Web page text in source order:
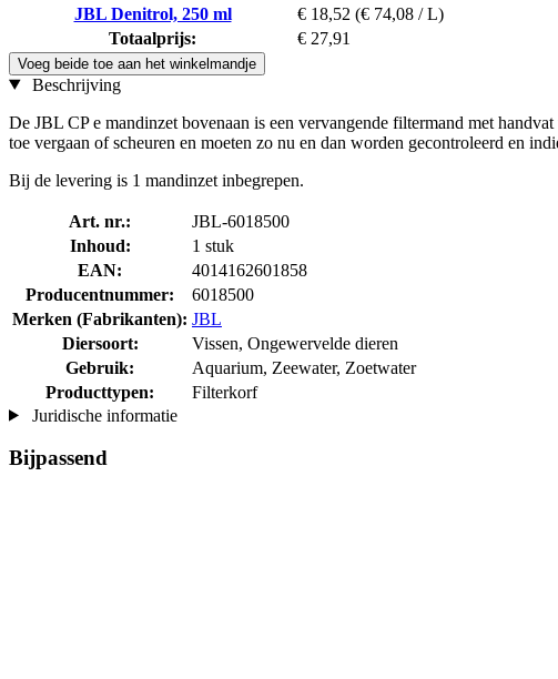
JBL Denitrol, 250 ml
€ 18,52 (€ 74,08 / L)
Totaalprijs:
€ 27,91
Voeg beide toe aan het winkelmandje
Beschrijving
De JBL CP e mandinzet bovenaan is een vervangende filtermand met
toe vergaan of scheuren en moeten zo nu en dan worden gecontroleerd en
Bij de levering is 1 mandinzet inbegrepen.
Art. nr.:
JBL-6018500
Inhoud:
1 stuk
EAN:
4014162601858
Producentnummer:
6018500
Merken (Fabrikanten): JBL
Diersoort:
Vissen, Ongewervelde dieren
Gebruik:
Aquarium, Zeewater, Zoetwater
Producttypen:
Filterkorf
Juridische informatie
Bijpassend